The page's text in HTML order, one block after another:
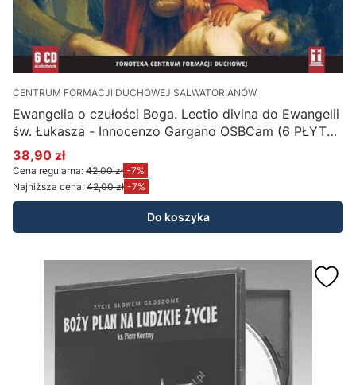
CENTRUM FORMACJI DUCHOWEJ SALWATORIANÓW
Ewangelia o czułości Boga. Lectio divina do Ewangelii
św. Łukasza - Innocenzo Gargano OSBCam (6 PŁYT
CD)
Cena promocyjna
38,90 zł
Cena regularna: 42,00 zł -7%
Najniższa cena: 42,00 zł -7%
Do koszyka